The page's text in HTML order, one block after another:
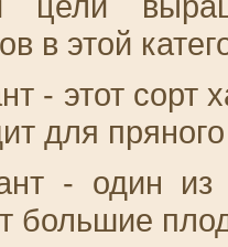
в этой
- этот
для
- один
большие